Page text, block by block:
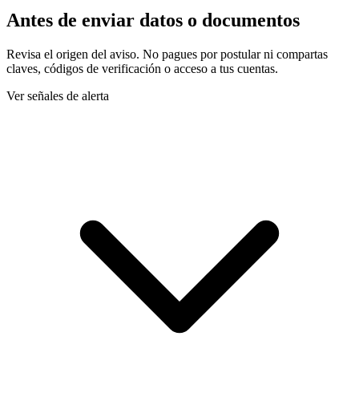
Antes de enviar datos o documentos
Revisa el origen del aviso. No pagues por postular ni compartas
claves, códigos de verificación o acceso a tus cuentas.
Ver señales de alerta